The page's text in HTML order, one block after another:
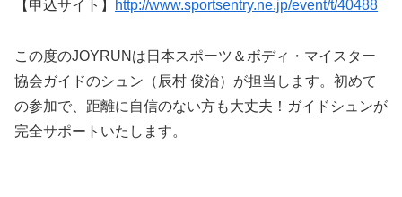
【申込サイト】
http://www.sportsentry.ne.jp/event/t/40488
この度のJOYRUNは日本スポーツ＆ボディ・マイスター
協会ガイドのシュン（辰村 俊治）が担当します。初めて
の参加で、距離に自信のない方も大丈夫！ガイドシュンが
完全サポートいたします。